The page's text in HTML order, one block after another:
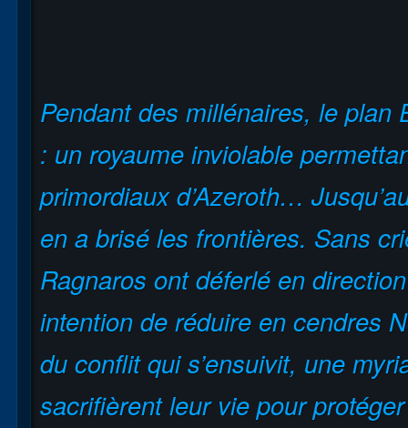
Pendant des millénaires, le plan
: un royaume inviolable
primordiaux d’Azeroth…
en a brisé les frontières. Sans
Ragnaros ont déferlé en
intention de réduire en cendres
du conflit qui s’ensuivit, une
sacrifièrent leur vie pour